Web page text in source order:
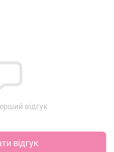
відгук
відгук